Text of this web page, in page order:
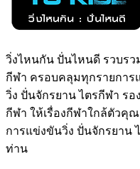
วิ่งไหนกัน ปั่นไหนดี รวบรว
กีฬา ครอบคลุมทุกรายการ
วิ่ง ปั่นจักรยาน ไตรกีฬา รอ
กีฬา ให้เรื่องกีฬาใกล้ตัวคุ
การแข่งขันวิ่ง ปั่นจักรยาน
ท่าน